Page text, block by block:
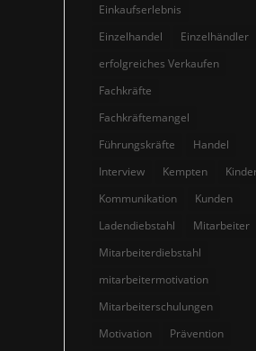
Einkaufserlebnis
Einzelhandel
Einzelhändler
erfolgreiches Verkaufen
Fachkräfte
Fachkräftemangel
Führungskräfte
Handel
Interview
Kempten
Kommunikation
Kunden
Ladendiebstahl
Mitarbeiter
Mitarbeiterdiebstahl
mitarbeitermotivation
Mitarbeiterschulungen
Motivation
Prävention